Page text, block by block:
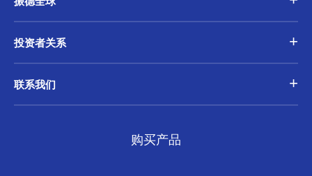
投资者关系
联系我们
购买产品